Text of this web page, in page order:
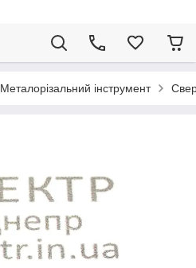
Металорізальний інструмент